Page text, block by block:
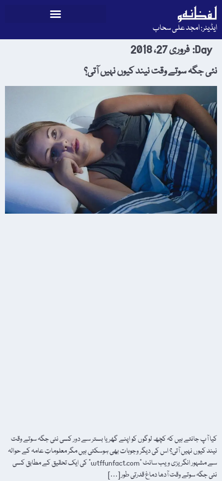
ایڈیٹر: امجد علی سحاب
Day: فروری 27، 2018
نئی جگہ سوتے وقت نیند کیوں نہیں آتی؟
کیا آپ جانتے ہیں کہ کچھ لوگوں کو اپنے گھر یا بستر سے دور کسی نئی جگہ سوتے وقت
نیند کیوں نہیں آتی؟ اس کی دیگر وجوہات بھی ہوسکتی ہیں مگر معلوماتِ عامہ کے حوالہ
سے مشہور انگریزی ویب سائٹ "wtffunfact.com” کی ایک تحقیق کے مطابق کسی
نئی جگہ سوتے وقت آدھا دماغ قدرتی طور […]